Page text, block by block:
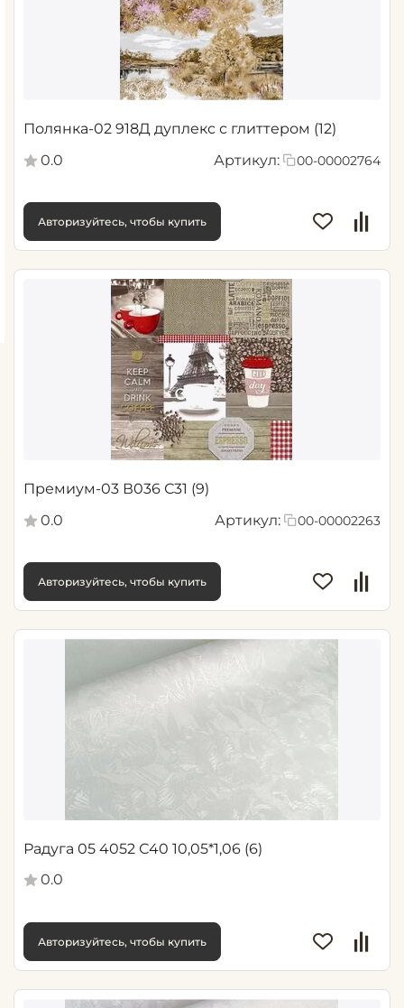
Полянка-02 918Д дуплекс с глиттером (12)
0.0
Артикул: 00-00002764
Авторизуйтесь, чтобы купить
Премиум-03 В036 С31 (9)
0.0
Артикул: 00-00002263
Авторизуйтесь, чтобы купить
Радуга 05 4052 С40 10,05*1,06 (6)
0.0
Авторизуйтесь, чтобы купить